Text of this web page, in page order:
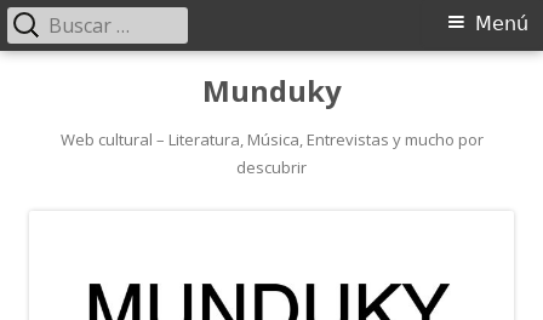
contenido
Munduky
Web cultural – Literatura, Música, Entrevistas y mucho por
descubrir
Menú
Menú
Buscar: